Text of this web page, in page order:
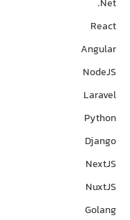
Net.
React
Angular
NodeJS
Laravel
Python
Django
NextJS
NuxtJS
Golang